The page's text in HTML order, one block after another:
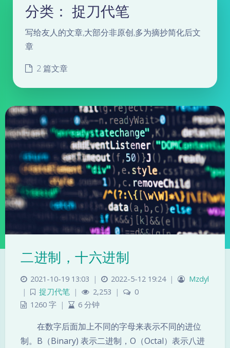
分类： 捉刀代笔
写给友人的文章,大部分非原创,多为摘抄简化后文
章
2 篇文章
二进制，十六进制
2021-10-19 13:03 | 2022-5-12 19:24 |
Mzdyl
|
捉刀代笔 | 2,253 |
0
1260 字 | 6 分钟
在数字后面加上不同的字母来表示不同的进位
制。B（Binary) 表示二进制，O（Octal）表示八进